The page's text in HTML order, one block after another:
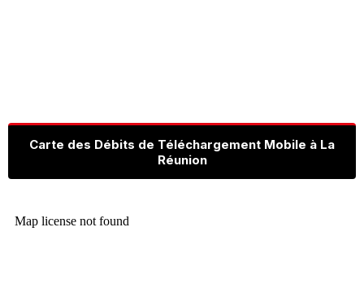
Carte des Débits de Téléchargement Mobile à La
Réunion